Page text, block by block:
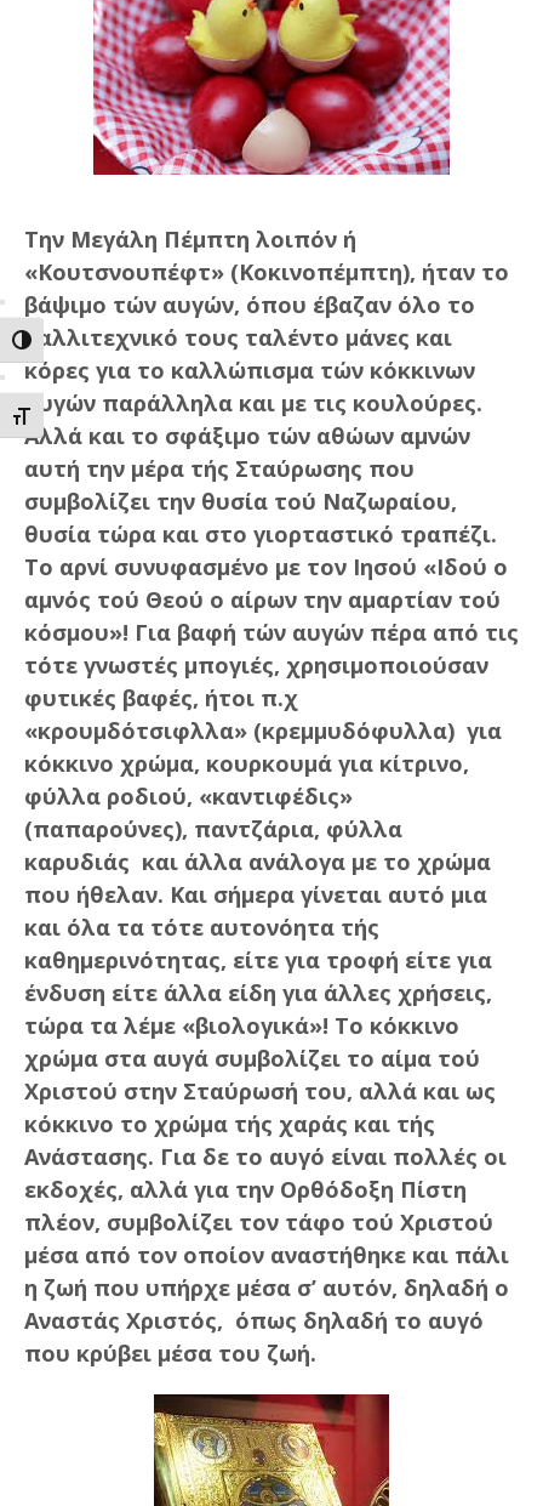
ΕΝΑΛΛΑΓΗ ΥΨΗΛΗΣ ΑΝΤΙΘΕΣΗΣ
ΕΝΑΛΛΑΓΗ ΜΕΓΕΘΟΥΣ ΓΡΑΜΜΑΤΩΝ
Την Μεγάλη Πέμπτη λοιπόν ή
«Κουτσνουπέφτ» (Κοκινοπέμπτη), ήταν το
βάψιμο τών αυγών, όπου έβαζαν όλο το
καλλιτεχνικό τους ταλέντο μάνες και
κόρες για το καλλώπισμα τών κόκκινων
αυγών παράλληλα και με τις κουλούρες.
Αλλά και το σφάξιμο τών αθώων αμνών
αυτή την μέρα τής Σταύρωσης που
συμβολίζει την θυσία τού Ναζωραίου,
θυσία τώρα και στο γιορταστικό τραπέζι.
Το αρνί συνυφασμένο με τον Ιησού «Ιδού ο
αμνός τού Θεού ο αίρων την αμαρτίαν τού
κόσμου»! Για βαφή τών αυγών πέρα από τις
τότε γνωστές μπογιές, χρησιμοποιούσαν
φυτικές βαφές, ήτοι π.χ
«κρουμδότσιφλλα» (κρεμμυδόφυλλα) για
κόκκινο χρώμα, κουρκουμά για κίτρινο,
φύλλα ροδιού, «καντιφέδις»
(παπαρούνες), παντζάρια, φύλλα
καρυδιάς και άλλα ανάλογα με το χρώμα
που ήθελαν. Και σήμερα γίνεται αυτό μια
και όλα τα τότε αυτονόητα τής
καθημερινότητας, είτε για τροφή είτε για
ένδυση είτε άλλα είδη για άλλες χρήσεις,
τώρα τα λέμε «βιολογικά»! Το κόκκινο
χρώμα στα αυγά συμβολίζει το αίμα τού
Χριστού στην Σταύρωσή του, αλλά και ως
κόκκινο το χρώμα τής χαράς και τής
Ανάστασης. Για δε το αυγό είναι πολλές οι
εκδοχές, αλλά για την Ορθόδοξη Πίστη
πλέον, συμβολίζει τον τάφο τού Χριστού
μέσα από τον οποίον αναστήθηκε και πάλι
η ζωή που υπήρχε μέσα σ’ αυτόν, δηλαδή ο
Αναστάς Χριστός, όπως δηλαδή το αυγό
που κρύβει μέσα του ζωή.